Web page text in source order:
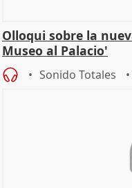
Olloqui sobre la
Museo al Palacio'
Sonido Totales